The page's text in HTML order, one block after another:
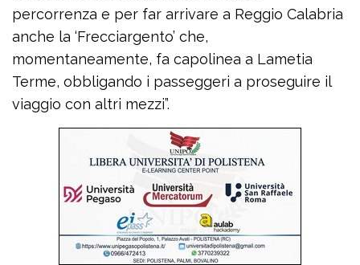
percorrenza e per far arrivare a Reggio Calabria
anche la ‘Frecciargento’ che,
momentaneamente, fa capolinea a Lametia
Terme, obbligando i passeggeri a proseguire il
viaggio con altri mezzi”.